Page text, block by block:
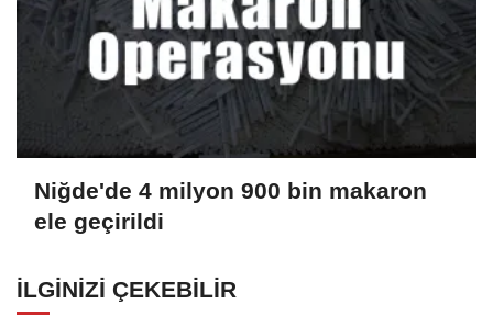
Niğde'de 4 milyon 900 bin makaron
ele geçirildi
İLGINIZI ÇEKEBILIR